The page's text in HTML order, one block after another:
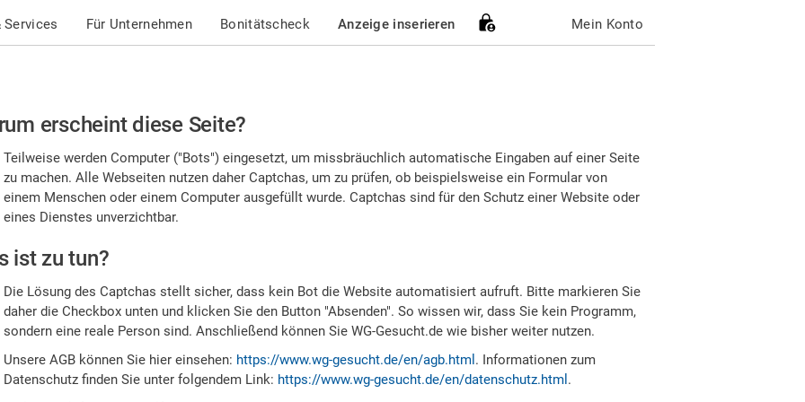
Services Für Unternehmen Bonitätscheck Anzeige inserieren Mein Konto
erscheint diese Seite?
Teilweise werden Computer ("Bots") eingesetzt, um missbräuchlich automatische Eingaben auf einer Seite
zu machen. Alle Webseiten nutzen daher Captchas, um zu prüfen, ob beispielsweise ein Formular von
einem Menschen oder einem Computer ausgefüllt wurde. Captchas sind für den Schutz einer Website oder
eines Dienstes unverzichtbar.
ist zu tun?
Die Lösung des Captchas stellt sicher, dass kein Bot die Website automatisiert aufruft. Bitte markieren Sie
daher die Checkbox unten und klicken Sie den Button "Absenden". So wissen wir, dass Sie kein Programm,
sondern eine reale Person sind. Anschließend können Sie WG-Gesucht.de wie bisher weiter nutzen.
Unsere AGB können Sie hier einsehen: https://www.wg-gesucht.de/en/agb.html . Informationen zum
Datenschutz finden Sie unter folgendem Link: https://www.wg-gesucht.de/en/datenschutz.html .